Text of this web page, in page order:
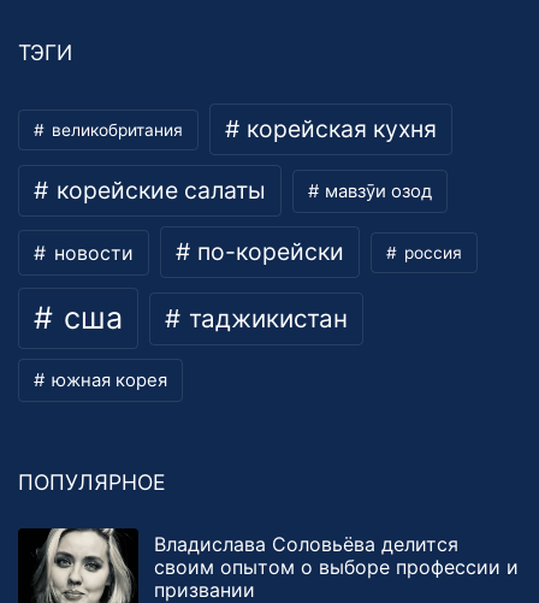
ТЭГИ
великобритания корейская кухня
корейские салаты мавзӯи озод
новости по-корейски россия
сша таджикистан
южная корея
ПОПУЛЯРНОЕ
Владислава Соловьёва делится
своим опытом о выборе профессии и
призвании